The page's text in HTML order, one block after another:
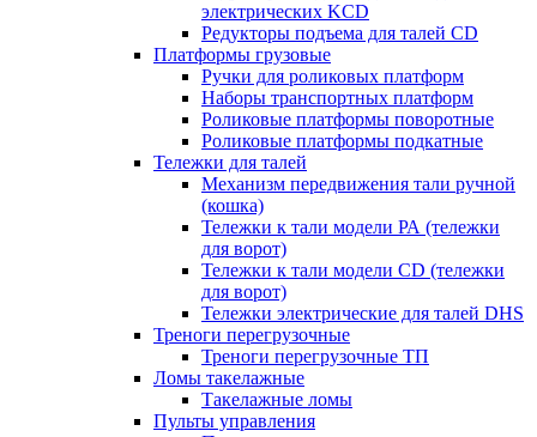
электрических KCD
Редукторы подъема для талей CD
Платформы грузовые
Ручки для роликовых платформ
Наборы транспортных платформ
Роликовые платформы поворотные
Роликовые платформы подкатные
Тележки для талей
Механизм передвижения тали ручной
(кошка)
Тележки к тали модели РА (тележки
для ворот)
Тележки к тали модели CD (тележки
для ворот)
Тележки электрические для талей DHS
Треноги перегрузочные
Треноги перегрузочные ТП
Ломы такелажные
Такелажные ломы
Пульты управления